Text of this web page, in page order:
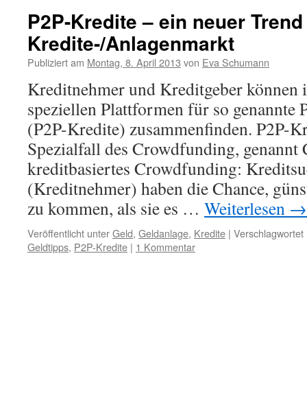
P2P-Kredite – ein neuer
Kredite-/Anlagenmarkt
Publiziert am Montag, 8. April 2013 von Eva Schumann
Kreditnehmer und Kreditgeber können
speziellen Plattformen für so genannte
(P2P-Kredite) zusammenfinden. P2P-
Spezialfall des Crowdfunding,
kreditbasiertes Crowdfunding:
(Kreditnehmer) haben die Chance,
zu kommen, als sie es … Weiterlesen →
Veröffentlicht unterGeld, Geldanlage, Kredite | Verschlagwortet
Geldtipps, P2P-Kredite | 1 Kommentar